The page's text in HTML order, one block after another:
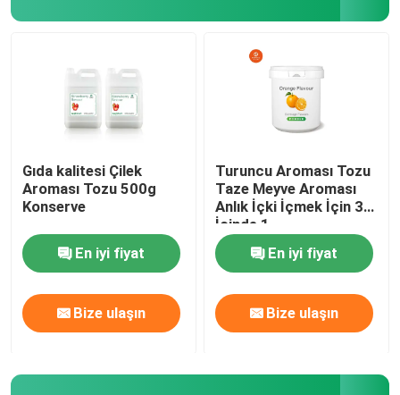
Gıda kalitesi Çilek
Aroması Tozu 500g
Konserve
En iyi fiyat
Bize ulaşın
Turuncu Aroması Tozu
Taze Meyve Aroması
Anlık İçki İçmek İçin 3
İçinde 1
En iyi fiyat
Bize ulaşın